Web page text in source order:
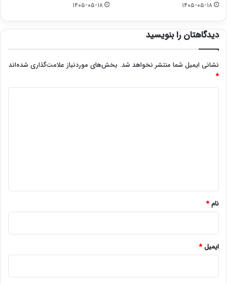
۱۴۰۵-۰۵-۱۸ ۱۴۰۵-۰۵-۱۸
دیدگاهتان را بنویسید
نشانی ایمیل شما منتشر نخواهد شد. بخش‌های موردنیاز علامت‌گذاری شده‌اند
*
نام*
ایمیل*